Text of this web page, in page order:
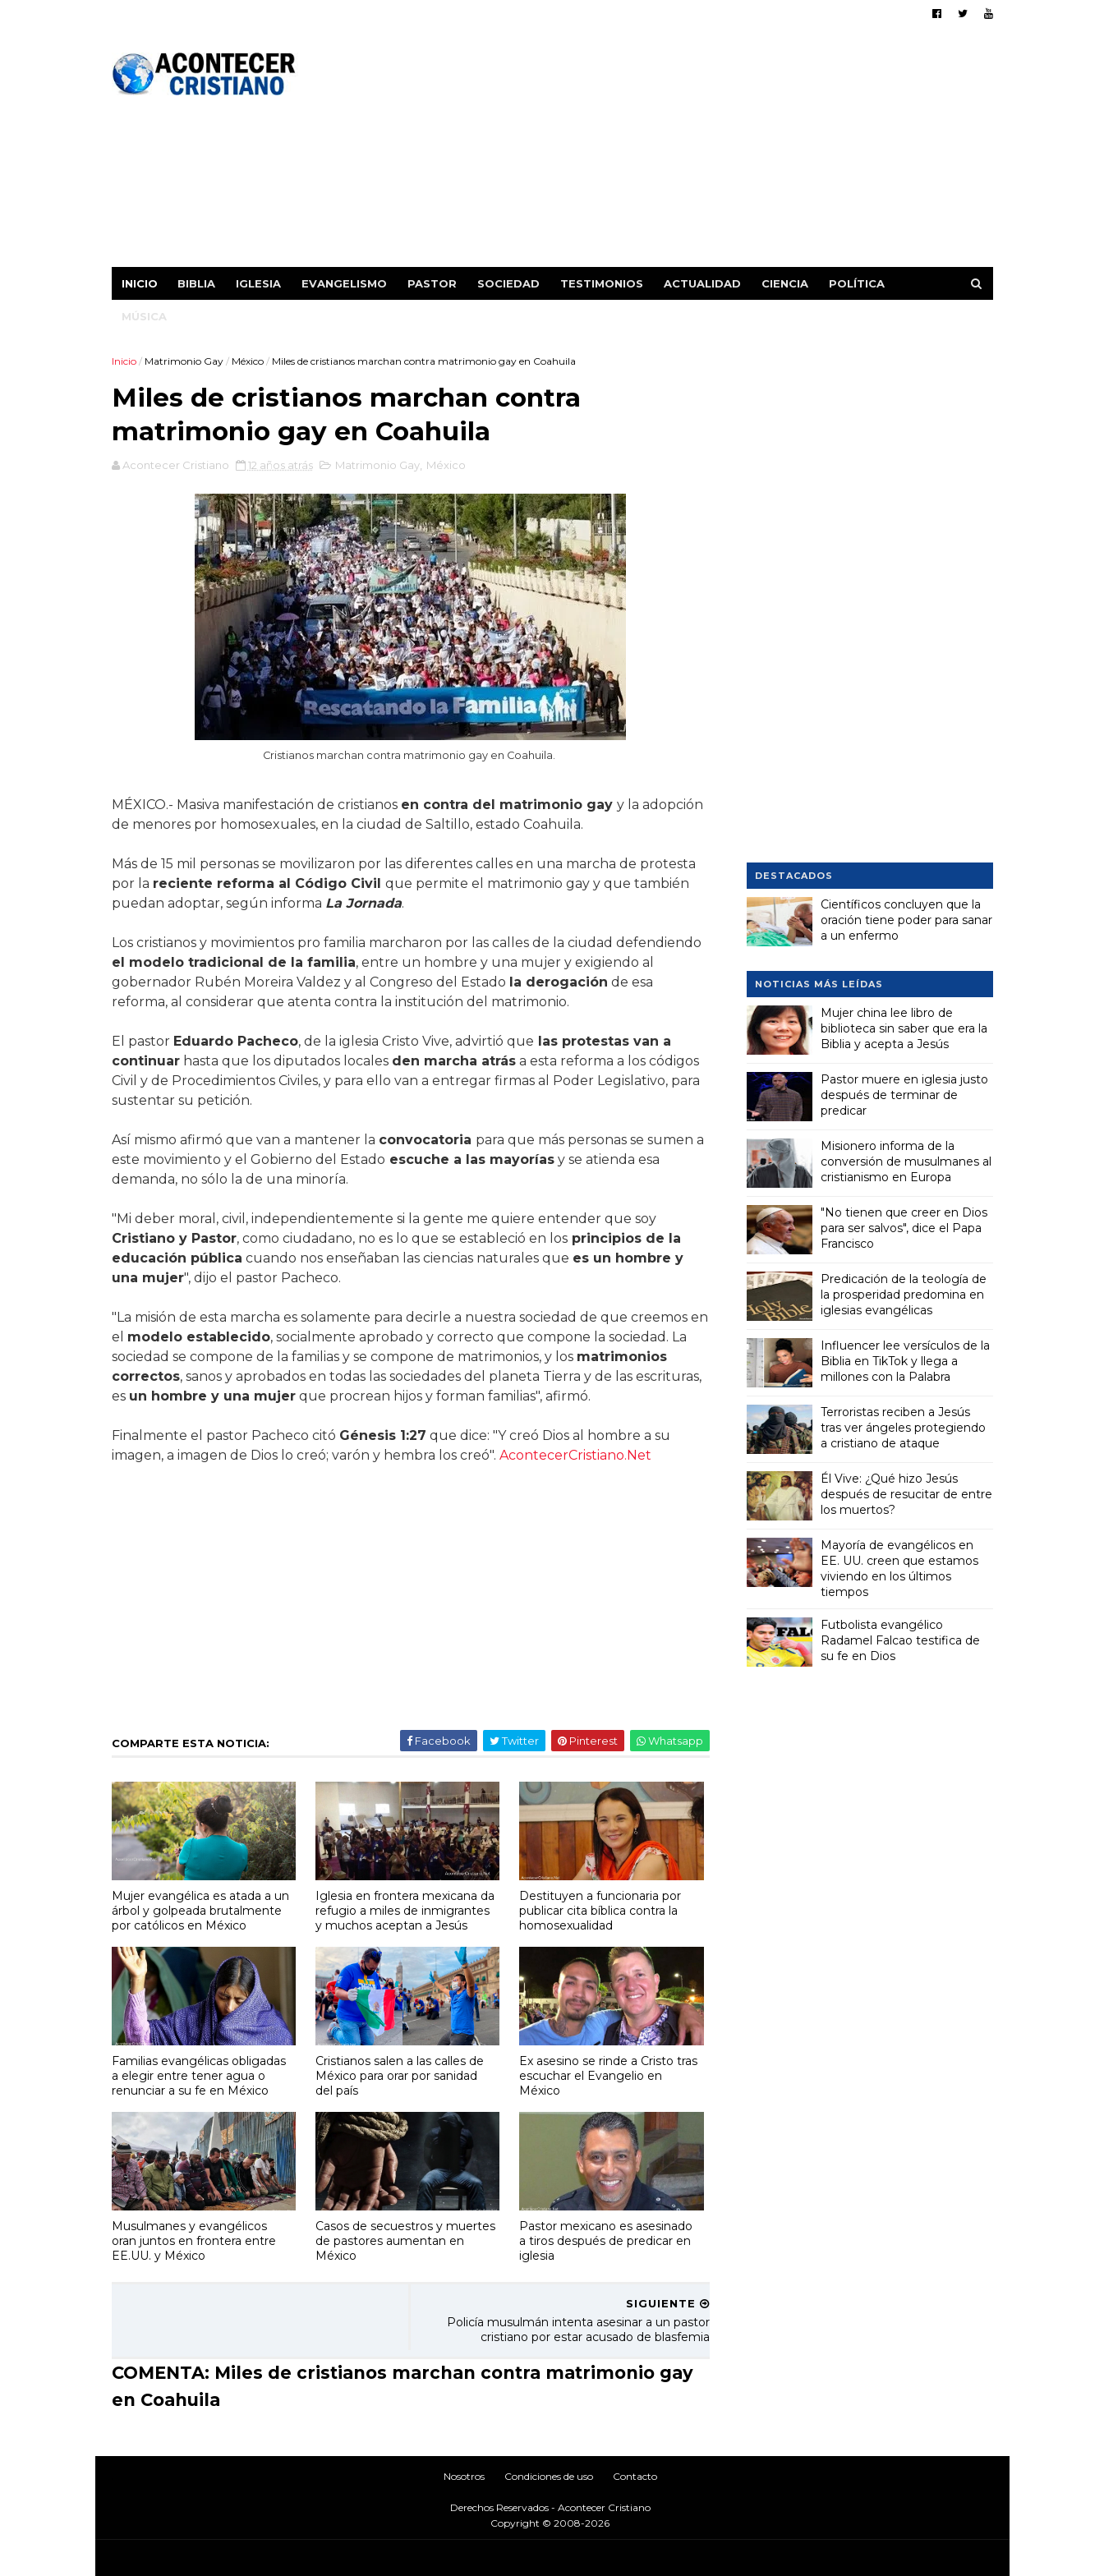
INICIO BIBLIA IGLESIA EVANGELISMO PASTOR SOCIEDAD TESTIMONIOS ACTUALIDAD CIENCIA POLÍTICA
MÚSICA
Inicio / Matrimonio Gay / México / Miles de cristianos marchan contra matrimonio gay en Coahuila
Miles de cristianos marchan contra
matrimonio gay en Coahuila
Acontecer Cristiano 12 años atrás Matrimonio Gay, México
Cristianos marchan contra matrimonio gay en Coahuila.
MÉXICO.- Masiva manifestación de cristianos en contra del matrimonio gay y la adopción
de menores por homosexuales, en la ciudad de Saltillo, estado Coahuila.
Más de 15 mil personas se movilizaron por las diferentes calles en una marcha de protesta
por la reciente reforma al Código Civil que permite el matrimonio gay y que también
puedan adoptar, según informa La Jornada.
Los cristianos y movimientos pro familia marcharon por las calles de la ciudad defendiendo
el modelo tradicional de la familia, entre un hombre y una mujer y exigiendo al
gobernador Rubén Moreira Valdez y al Congreso del Estado la derogación de esa
reforma, al considerar que atenta contra la institución del matrimonio.
El pastor Eduardo Pacheco, de la iglesia Cristo Vive, advirtió que las protestas van a
continuarhasta que los diputados locales den marcha atrása esta reforma a los códigos
Civil y de Procedimientos Civiles, y para ello van a entregar firmas al Poder Legislativo, para
sustentar su petición.
Así mismo afirmó que van a mantener la convocatoria para que más personas se sumen a
este movimiento y el Gobierno del Estado escuche a las mayoríasy se atienda esa
demanda, no sólo la de una minoría.
"Mi deber moral, civil, independientemente si la gente me quiere entender que soy
Cristiano y Pastor, como ciudadano, no es lo que se estableció en losprincipios de la
educación pública cuando nos enseñaban las ciencias naturales que es un hombre y
una mujer", dijo el pastor Pacheco.
"La misión de esta marcha es solamente para decirle a nuestra sociedad de que creemos en
el modelo establecido, socialmente aprobado y correcto que compone la sociedad. La
sociedad se compone de la familias y se compone de matrimonios, y los matrimonios
correctos, sanos y aprobados en todas las sociedades del planeta Tierra y de las escrituras,
es un hombre y una mujerque procrean hijos y forman familias", afirmó.
Finalmente el pastor Pacheco citó Génesis 1:27 que dice: "Y creó Dios al hombre a su
imagen, a imagen de Dios lo creó; varón y hembra los creó". AcontecerCristiano.Net
COMPARTE ESTA NOTICIA: Facebook Twitter Pinterest Whatsapp
Mujer evangélica es atada a un
árbol y golpeada brutalmente
por católicos en México
Iglesia en frontera mexicana da
refugio a miles de inmigrantes
y muchos aceptan a Jesús
Destituyen a funcionaria por
publicar cita bíblica contra la
homosexualidad
Familias evangélicas obligadas
a elegir entre tener agua o
renunciar a su fe en México
Cristianos salen a las calles de
México para orar por sanidad
del país
Ex asesino se rinde a Cristo tras
escuchar el Evangelio en
México
Musulmanes y evangélicos
oran juntos en frontera entre
EE.UU. y México
Casos de secuestros y muertes
de pastores aumentan en
México
Pastor mexicano es asesinado
a tiros después de predicar en
iglesia
SIGUIENTE
Policía musulmán intenta asesinar a un pastor
cristiano por estar acusado de blasfemia
COMENTA: Miles de cristianos marchan contra matrimonio gay
en Coahuila
DESTACADOS
Científicos concluyen que la
oración tiene poder para sanar
a un enfermo
NOTICIAS MÁS LEÍDAS
Mujer china lee libro de
biblioteca sin saber que era la
Biblia y acepta a Jesús
Pastor muere en iglesia justo
después de terminar de
predicar
Misionero informa de la
conversión de musulmanes al
cristianismo en Europa
"No tienen que creer en Dios
para ser salvos", dice el Papa
Francisco
Predicación de la teología de
la prosperidad predomina en
iglesias evangélicas
Influencer lee versículos de la
Biblia en TikTok y llega a
millones con la Palabra
Terroristas reciben a Jesús
tras ver ángeles protegiendo
a cristiano de ataque
Él Vive: ¿Qué hizo Jesús
después de resucitar de entre
los muertos?
Mayoría de evangélicos en
EE. UU. creen que estamos
viviendo en los últimos
tiempos
Futbolista evangélico
Radamel Falcao testifica de
su fe en Dios
Nosotros Condiciones de uso Contacto
Derechos Reservados - Acontecer Cristiano
Copyright © 2008-2026